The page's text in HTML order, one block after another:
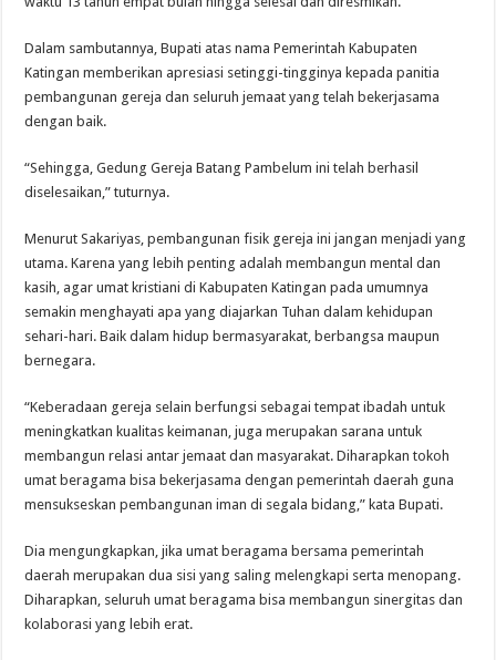
Dalam sambutannya, Bupati atas nama Pemerintah Kabupaten
Katingan memberikan apresiasi setinggi-tingginya kepada panitia
pembangunan gereja dan seluruh jemaat yang telah bekerjasama
dengan baik.
“Sehingga, Gedung Gereja Batang Pambelum ini telah berhasil
diselesaikan,” tuturnya.
Menurut Sakariyas, pembangunan fisik gereja ini jangan menjadi yang
utama. Karena yang lebih penting adalah membangun mental dan
kasih, agar umat kristiani di Kabupaten Katingan pada umumnya
semakin menghayati apa yang diajarkan Tuhan dalam kehidupan
sehari-hari. Baik dalam hidup bermasyarakat, berbangsa maupun
bernegara.
“Keberadaan gereja selain berfungsi sebagai tempat ibadah untuk
meningkatkan kualitas keimanan, juga merupakan sarana untuk
membangun relasi antar jemaat dan masyarakat. Diharapkan tokoh
umat beragama bisa bekerjasama dengan pemerintah daerah guna
mensukseskan pembangunan iman di segala bidang,” kata Bupati.
Dia mengungkapkan, jika umat beragama bersama pemerintah
daerah merupakan dua sisi yang saling melengkapi serta menopang.
Diharapkan, seluruh umat beragama bisa membangun sinergitas dan
kolaborasi yang lebih erat.